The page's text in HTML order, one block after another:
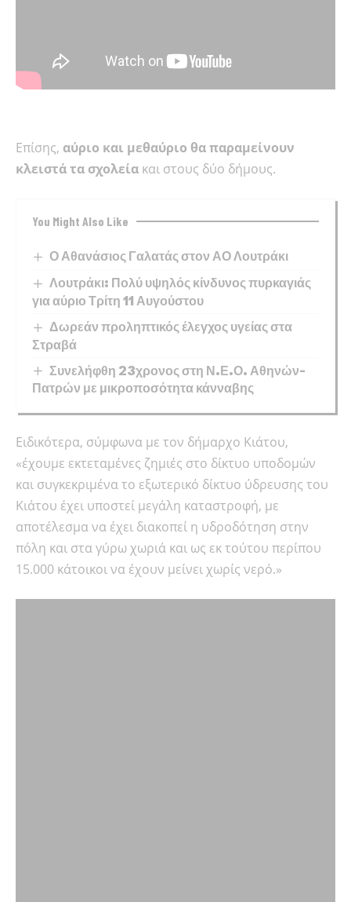
Επίσης, αύριο και μεθαύριο θα παραμείνουν
κλειστά τα σχολεία και στους δύο δήμους.
You Might Also Like
Ο Αθανάσιος Γαλατάς στον ΑΟ Λουτράκι
Λουτράκι: Πολύ υψηλός κίνδυνος πυρκαγιάς
για αύριο Τρίτη 11 Αυγούστου
Δωρεάν προληπτικός έλεγχος υγείας στα
Στραβά
Συνελήφθη 23χρονος στη Ν.Ε.Ο. Αθηνών–
Πατρών με μικροποσότητα κάνναβης
Ειδικότερα, σύμφωνα με τον δήμαρχο Κιάτου,
«έχουμε εκτεταμένες ζημιές στο δίκτυο υποδομών
και συγκεκριμένα το εξωτερικό δίκτυο ύδρευσης του
Κιάτου έχει υποστεί μεγάλη καταστροφή, με
αποτέλεσμα να έχει διακοπεί η υδροδότηση στην
πόλη και στα γύρω χωριά και ως εκ τούτου περίπου
15.000 κάτοικοι να έχουν μείνει χωρίς νερό.»